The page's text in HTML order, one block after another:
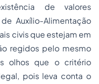
de valores
Auxílio-Alimentação
civis que estejam em
regidos pelo mesmo
olhos que o critério
pois leva conta o